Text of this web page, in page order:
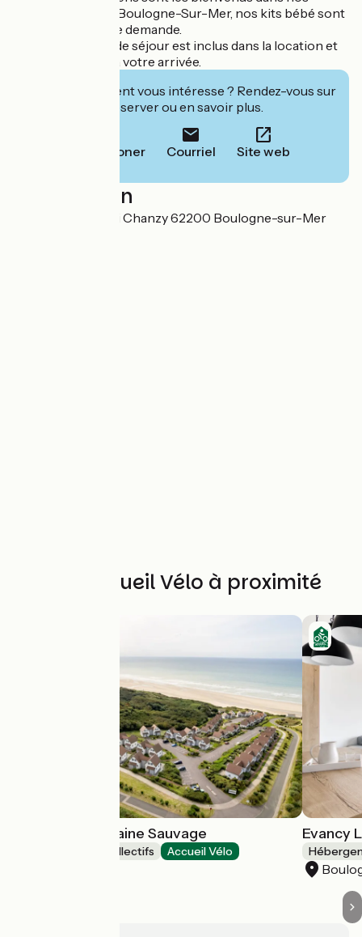
appartements de Boulogne-Sur-Mer, nos kits bébé sont
gratuits sur simple demande.
Le ménage de fin de séjour est inclus dans la location et
vos lits sont faits à votre arrivée.
Cet établissement vous intéresse ? Rendez-vous sur
leur site pour réserver ou en savoir plus.
Téléphoner Courriel Site web
Localisation
Boulevard du Quai Chanzy 62200 Boulogne-sur-Mer
Autres Accueil Vélo à proximité
Evancy Le Domaine Sauvage
Hébergements collectifs Accueil Vélo
Evancy